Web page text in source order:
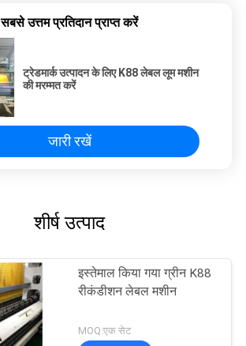
सबसे उत्तम प्रतिदान प्राप्त करें
ट्रेडमार्क उत्पादन के लिए K88 लेबल लूम मशीन
की मरम्मत करें
जारी रखें
शीर्ष उत्पाद
इस्तेमाल किया गया ग्रीन K88
रीकंडीशन लेबल मशीन
MOQ:एक सेट